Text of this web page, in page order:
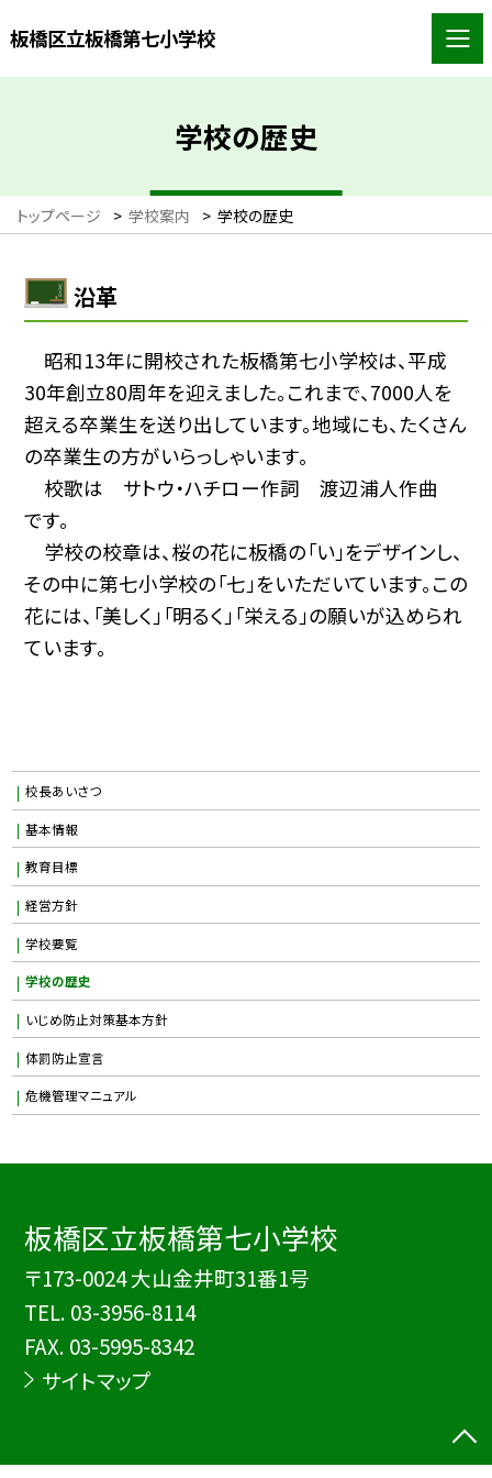
板橋区立板橋第七小学校
学校の歴史
トップページ > 学校案内 > 学校の歴史
沿革
昭和13年に開校された板橋第七小学校は、平成
30年創立80周年を迎えました。これまで、7000人を
超える卒業生を送り出しています。地域にも、たくさん
の卒業生の方がいらっしゃいます。
校歌は サトウ・ハチロー作詞 渡辺浦人作曲
です。
学校の校章は、桜の花に板橋の「い」をデザインし、
その中に第七小学校の「七」をいただいています。この
花には、「美しく」「明るく」「栄える」の願いが込められ
ています。
校長あいさつ
基本情報
教育目標
経営方針
学校要覧
学校の歴史
いじめ防止対策基本方針
体罰防止宣言
危機管理マニュアル
板橋区立板橋第七小学校
〒173-0024 大山金井町31番1号
TEL. 03-3956-8114
FAX. 03-5995-8342
サイトマップ